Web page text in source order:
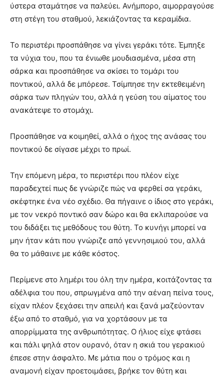
ύστερα σταμάτησε να παλεύει. Ανήμπορο, αιμορραγούσε
στη στέγη του σταθμού, λεκιάζοντας τα κεραμίδια.
Το περιστέρι προσπάθησε να γίνει γεράκι τότε. Έμπηξε
τα νύχια του, που τα ένιωθε μουδιασμένα, μέσα στη
σάρκα και προσπάθησε να σκίσει το τομάρι του
ποντικού, αλλά δε μπόρεσε. Τσίμπησε την εκτεθειμένη
σάρκα των πληγών του, αλλά η γεύση του αίματος του
ανακάτεψε το στομάχι.
Προσπάθησε να κοιμηθεί, αλλά ο ήχος της ανάσας του
ποντικού δε σίγασε μέχρι το πρωί.
Την επόμενη μέρα, το περιστέρι που πλέον είχε
παραδεχτεί πως δε γνώριζε πώς να φερθεί σα γεράκι,
σκέφτηκε ένα νέο σχέδιο. Θα πήγαινε ο ίδιος στο γεράκι,
με τον νεκρό ποντικό σαν δώρο και θα εκλιπαρούσε να
του διδάξει τις μεθόδους του θύτη. Το κυνήγι μπορεί να
μην ήταν κάτι που γνώριζε από γεννησιμιού του, αλλά
θα το μάθαινε με κάθε κόστος.
Περίμενε στο λημέρι του όλη την ημέρα, κοιτάζοντας τα
αδέλφια του που, σπρωγμένα από την αέναη πείνα τους,
είχαν πλέον ξεχάσει την απειλή και ξανά μαζεύονταν
έξω από το σταθμό, για να χορτάσουν με τα
απορρίμματα της ανθρωπότητας. Ο ήλιος είχε φτάσει
και πάλι ψηλά στον ουρανό, όταν η σκιά του γερακιού
έπεσε στην άσφαλτο. Με μάτια που ο τρόμος και η
αναμονή είχαν προετοιμάσει, βρήκε τον θύτη και